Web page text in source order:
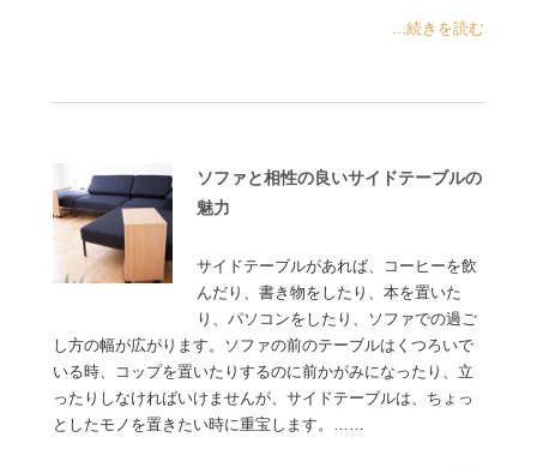
...続きを読む
ソファと相性の良いサイドテーブルの
魅力
サイドテーブルがあれば、コーヒーを飲
んだり、書き物をしたり、本を置いた
り、パソコンをしたり、ソファでの過ご
し方の幅が広がります。ソファの前のテーブルはくつろいで
いる時、コップを置いたりするのに前かがみになったり、立
ったりしなければいけませんが、サイドテーブルは、ちょっ
としたモノを置きたい時に重宝します。……